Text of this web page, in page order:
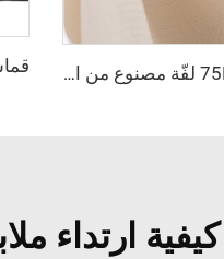
قماش جورجيت شيفون 75D 2800 لفّة مصنوع من البوليستر بنسبة 100% شيفون اللؤلؤي لصناعة الفساتين
كيفية ارتداء